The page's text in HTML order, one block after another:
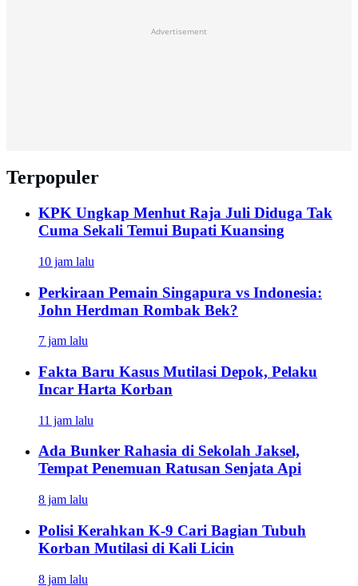
Advertisement
Terpopuler
KPK Ungkap Menhut Raja Juli Diduga Tak
Cuma Sekali Temui Bupati Kuansing
10 jam lalu
Perkiraan Pemain Singapura vs Indonesia:
John Herdman Rombak Bek?
7 jam lalu
Fakta Baru Kasus Mutilasi Depok, Pelaku
Incar Harta Korban
11 jam lalu
Ada Bunker Rahasia di Sekolah Jaksel,
Tempat Penemuan Ratusan Senjata Api
8 jam lalu
Polisi Kerahkan K-9 Cari Bagian Tubuh
Korban Mutilasi di Kali Licin
8 jam lalu